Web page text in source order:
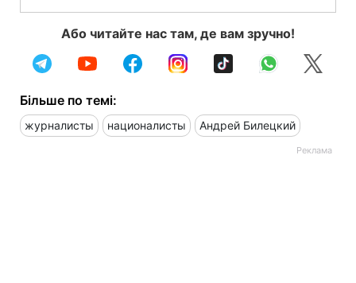
Або читайте нас там, де вам зручно!
Більше по темі:
журналисты националисты Андрей Билецкий